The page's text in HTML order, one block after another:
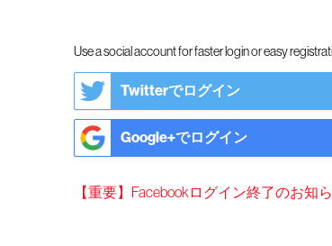
Use a social account for faster login or easy
Twitterでログイン
Google+でログイン
【重要】Facebookログイン終了のお知